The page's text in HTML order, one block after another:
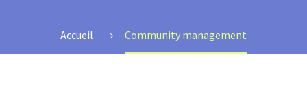
Accueil Community management